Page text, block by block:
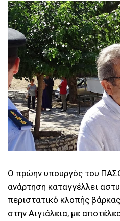
Ο πρώην υπουργός του
ανάρτηση καταγγέλλει
περιστατικό κλοπής
στην Αιγιάλεια, με